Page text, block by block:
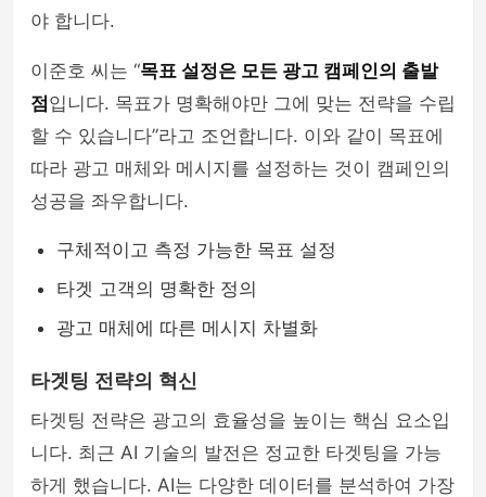
야 합니다.
이준호 씨는 “목표 설정은 모든 광고 캠페인의 출발
점입니다. 목표가 명확해야만 그에 맞는 전략을 수립
할 수 있습니다”라고 조언합니다. 이와 같이 목표에
따라 광고 매체와 메시지를 설정하는 것이 캠페인의
성공을 좌우합니다.
구체적이고 측정 가능한 목표 설정
타겟 고객의 명확한 정의
광고 매체에 따른 메시지 차별화
타겟팅 전략의 혁신
타겟팅 전략은 광고의 효율성을 높이는 핵심 요소입
니다. 최근 AI 기술의 발전은 정교한 타겟팅을 가능
하게 했습니다. AI는 다양한 데이터를 분석하여 가장